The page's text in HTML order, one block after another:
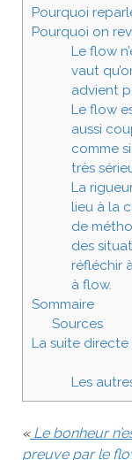
Pourquoi
Pourquoi on
Le flow
vaut
advient
Le flow
aussi
comme
très
La
lieu à la
de
des
réfléchir
à flow.
Sommaire
Sources
La suite
Les
«Le bonheur
preuve par le